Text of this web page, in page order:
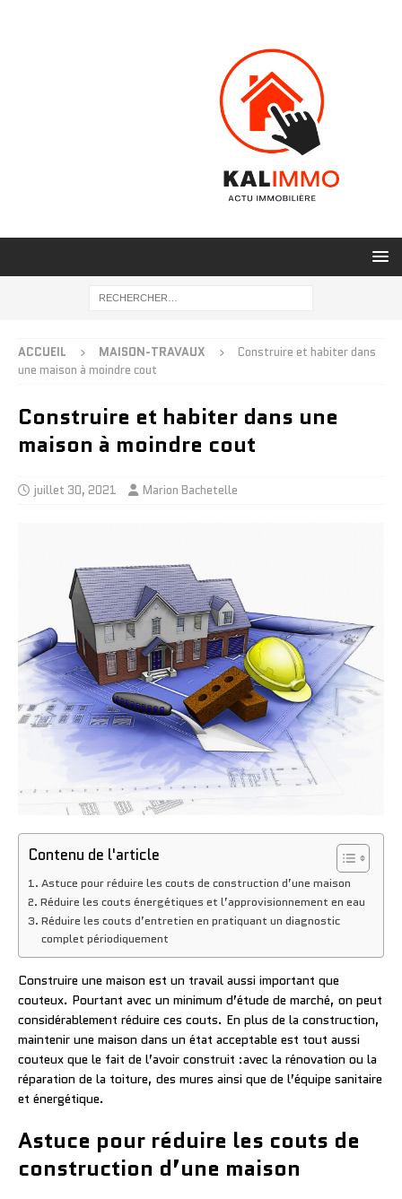
ACCUEIL MAISON-TRAVAUX
Construire et habiter dans
une maison à moindre cout
Construire et habiter dans une
maison à moindre cout
juillet 30, 2021 Marion Bachetelle
Contenu de l'article
Astuce pour réduire les couts de construction d’une maison
Réduire les couts énergétiques et l’approvisionnement en eau
Réduire les couts d’entretien en pratiquant un diagnostic
complet périodiquement
Construire une maison est un travail aussi important que
couteux. Pourtant avec un minimum d’étude de marché, on peut
considérablement réduire ces couts. En plus de la construction,
maintenir une maison dans un état acceptable est tout aussi
couteux que le fait de l’avoir construit :avec la rénovation ou la
réparation de la toiture, des mures ainsi que de l’équipe sanitaire
et énergétique.
Astuce pour réduire les couts de
construction d’une maison